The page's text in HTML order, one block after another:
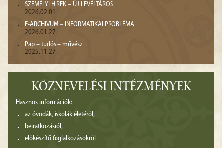
SZEMÉLYI HÍREK – ÚJ LEVÉLTÁROS
2026.02.01.
E-ARCHIVUM – INFORMATIKAI PROBLÉMA
2026.01.27.
Pap – tudós – művész
2025.11.27.
KÖZNEVELÉSI INTÉZMÉNYEK
Hasznos információk:
az óvodák, iskolák életéről,
beiratkozásról,
előkészítő foglalkozásokról